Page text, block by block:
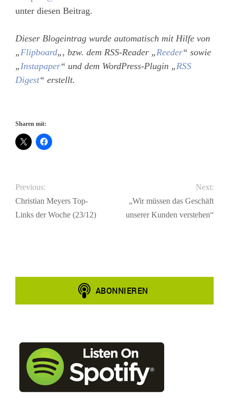
unter diesen Beitrag.
Dieser Blogeintrag wurde automatisch mit Hilfe von
„Flipboard„, bzw. dem RSS-Reader „Reeder“ sowie
„Instapaper“ und dem WordPress-Plugin „RSS
Digest“ erstellt.
Sharen mit:
Previous:
Christian Meyers Top-
Links der Woche (23/12)
Next:
„Wir müssen das Geschäft
unserer Kunden verstehen“